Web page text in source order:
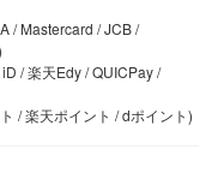
/ Mastercard / JCB /
/ 楽天Edy / QUICPay /
/ 楽天ポイント / dポイント)